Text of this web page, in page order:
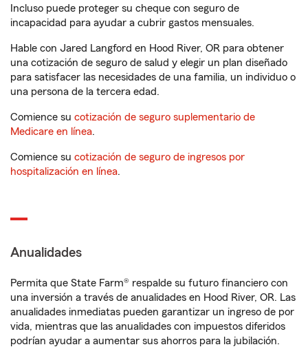
Incluso puede proteger su cheque con seguro de
incapacidad para ayudar a cubrir gastos mensuales.
Hable con Jared Langford en Hood River, OR para obtener
una cotización de seguro de salud y elegir un plan diseñado
para satisfacer las necesidades de una familia, un individuo o
una persona de la tercera edad.
Comience su cotización de seguro suplementario de
Medicare en línea.
Comience su cotización de seguro de ingresos por
hospitalización en línea.
Anualidades
Permita que State Farm® respalde su futuro financiero con
una inversión a través de anualidades en Hood River, OR. Las
anualidades inmediatas pueden garantizar un ingreso de por
vida, mientras que las anualidades con impuestos diferidos
podrían ayudar a aumentar sus ahorros para la jubilación.